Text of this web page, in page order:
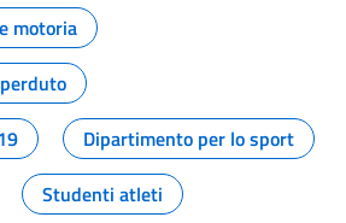
motoria
Dipartimento per lo sport
Studenti atleti